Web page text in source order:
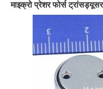
माइक्रो प्रेशर फोर्स